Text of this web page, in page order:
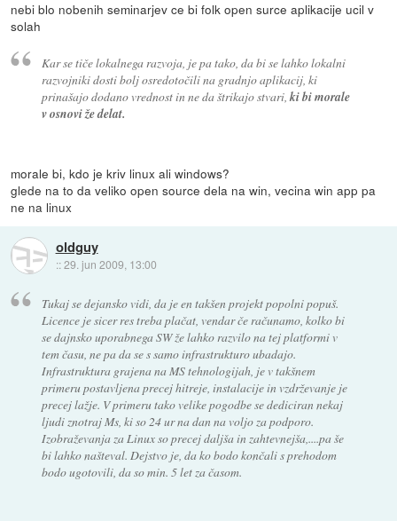
nebi blo nobenih seminarjev ce bi folk open surce aplikacije ucil v
solah
Kar se tiče lokalnega razvoja, je pa tako, da bi se lahko lokalni
razvojniki dosti bolj osredotočili na gradnjo aplikacij, ki
prinašajo dodano vrednost in ne da štrikajo stvari,ki bi morale
v osnovi že delat.
morale bi, kdo je kriv linux ali windows?
glede na to da veliko open source dela na win, vecina win app pa
ne na linux
oldguy
::29. jun 2009, 13:00
Tukaj se dejansko vidi, da je en takšen projekt popolni popuš.
Licence je sicer res treba plačat, vendar če računamo, kolko bi
se dajnsko uporabnega SW že lahko razvilo na tej platformi v
tem času, ne pa da se s samo infrastrukturo ubadajo.
Infrastruktura grajena na MS tehnologijah, je v takšnem
primeru postavljena precej hitreje, instalacije in vzdrževanje je
precej lažje. V primeru tako velike pogodbe se dediciran nekaj
ljudi znotraj Ms, ki so 24 ur na dan na voljo za podporo.
Izobraževanja za Linux so precej daljša in zahtevnejša,....pa še
bi lahko našteval. Dejstvo je, da ko bodo končali s prehodom
bodo ugotovili, da so min. 5 let za časom.